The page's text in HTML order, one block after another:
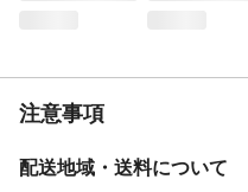
注意事項
配送地域・送料について